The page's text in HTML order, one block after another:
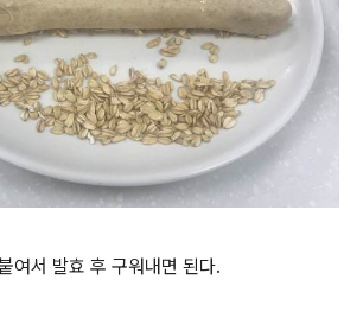
여서 발효 후 구워내면 된다.